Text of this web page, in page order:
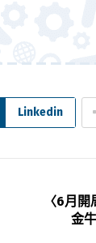
Linkedin
〈6月
金